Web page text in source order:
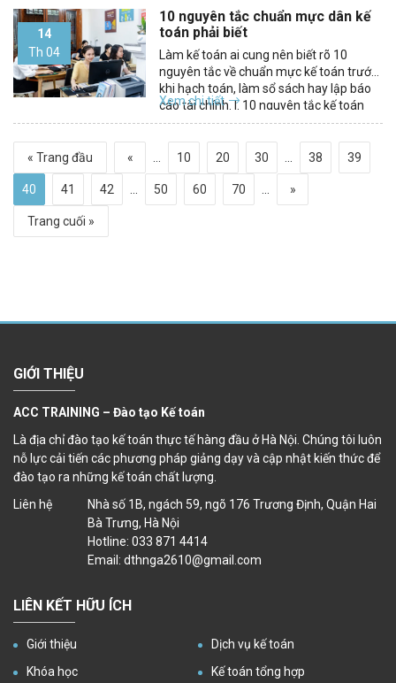
14
Th 04
10 nguyên tắc chuẩn mực dân kế
toán phải biết
Làm kế toán ai cung nên biết rõ 10
nguyên tắc về chuẩn mực kế toán trước
khi hạch toán, làm sổ sách hay lập báo
cáo tài chính. I. 10 nguyên tắc kế toán
dân làm nghề phải biết 1. Underlying
assumption Giả định cơ bản của kế...
Xem chi tiết
« Trang đầu « 10 20 30 38 39
40 41 42 50 60 70 »
Trang cuối »
GIỚI THIỆU
ACC TRAINING – Đào tạo Kế toán
Là địa chỉ đào tạo kế toán thực tế hàng đầu ở Hà Nội. Chúng tôi luôn
nỗ lực cải tiến các phương pháp giảng dạy và cập nhật kiến thức để
đào tạo ra những kế toán chất lượng.
Liên hệ
Nhà số 1B, ngách 59, ngõ 176 Trương Định, Quận Hai
Bà Trưng, Hà Nội
Hotline: 033 871 4414
Email: dthnga2610@gmail.com
LIÊN KẾT HỮU ÍCH
Giới thiệu
Dịch vụ kế toán
Khóa học
Kế toán tổng hợp